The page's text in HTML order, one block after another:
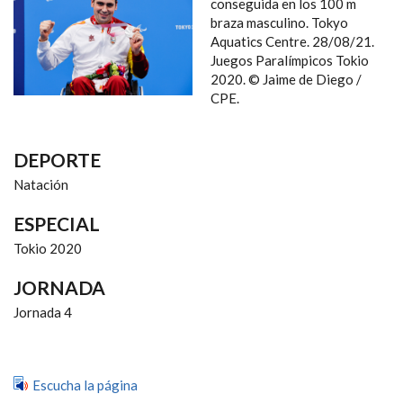
NAVEGACIÓN
conseguida en los 100 m
braza masculino. Tokyo
Aquatics Centre. 28/08/21.
Juegos Paralímpicos Tokio
2020. © Jaime de Diego /
CPE.
DEPORTE
Natación
ESPECIAL
Tokio 2020
JORNADA
Jornada 4
Escucha la página